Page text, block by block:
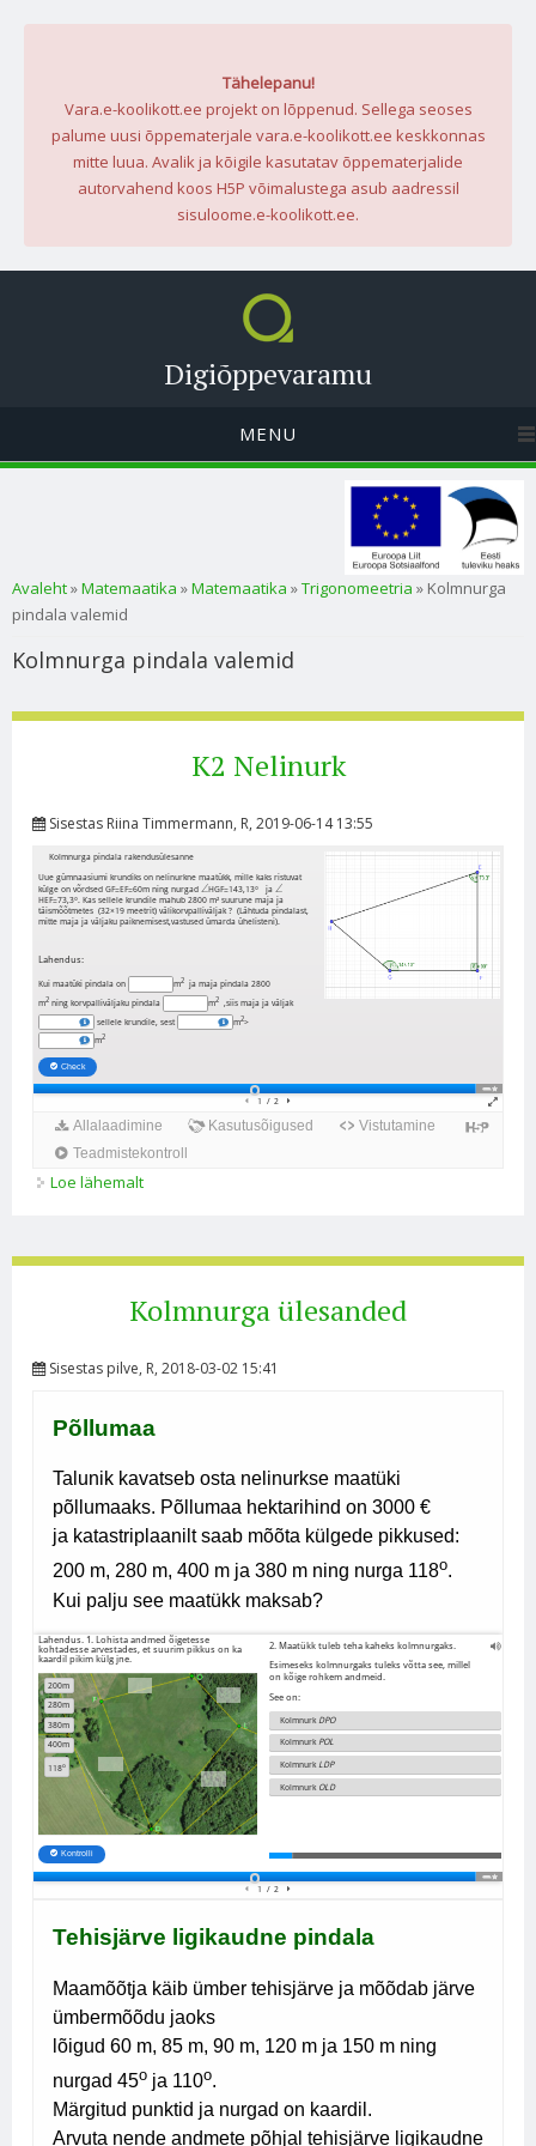
Tähelepanu!
Vara.e-koolikott.ee projekt on lõppenud. Sellega seoses
palume uusi õppematerjale vara.e-koolikott.ee keskkonnas
mitte luua. Avalik ja kõigile kasutatav õppematerjalide
autorvahend koos H5P võimalustega asub aadressil
sisuloome.e-koolikott.ee.
Digiõppevaramu
MENU
Sa oled siin
Avaleht»Matemaatika »Matemaatika »Trigonomeetria » Kolmnurga
pindala valemid
Kolmnurga pindala valemid
K2 Nelinurk
Sisestas Riina Timmermann, R, 2019-06-14 13:55
Loe lähemalt
Kolmnurga ülesanded
Sisestas pilve, R, 2018-03-02 15:41